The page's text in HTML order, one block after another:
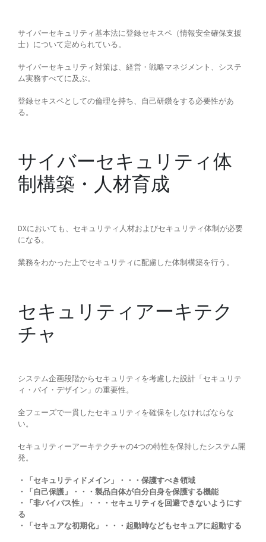
サイバーセキュリティ基本法に登録セキスペ（情報安全確保支援
士）について定められている。
サイバーセキュリティ対策は、経営・戦略マネジメント、システ
ム実務すべてに及ぶ。
登録セキスペとしての倫理を持ち、自己研鑽をする必要性があ
る。
サイバーセキュリティ体
制構築・人材育成
DXにおいても、セキュリティ人材およびセキュリティ体制が必要
になる。
業務をわかった上でセキュリティに配慮した体制構築を行う。
セキュリティアーキテク
チャ
システム企画段階からセキュリティを考慮した設計「セキュリテ
ィ・バイ・デザイン」の重要性。
全フェーズで一貫したセキュリティを確保をしなければならな
い。
セキュリティーアーキテクチャの4つの特性を保持したシステム開
発。
・「セキュリティドメイン」・・・保護すべき領域
・「自己保護」・・・製品自体が自分自身を保護する機能
・「非バイパス性」・・・セキュリティを回避できないようにす
る
・「セキュアな初期化」・・・起動時などもセキュアに起動する